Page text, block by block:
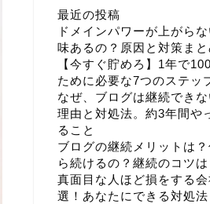
最近の投稿
ドメインパワーが上がら
味あるの？原因と対策まと
【今すぐ貯めろ】1年で
ために必要な7つのステッ
なぜ、ブログは継続でき
理由と対処法。約3年間や
ること
ブログの継続メリットは
ら続けるの？継続のコツは
真面目な人ほど損をする
選！あなたにできる対処法